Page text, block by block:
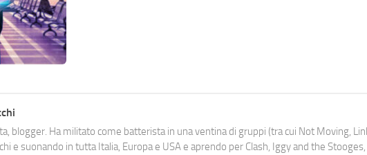
blogger. Ha militato come batterista in una ventina di gruppi (tra cui Not Moving,
e suonando in tutta Italia, Europa e USA e aprendo per Clash, Iggy and the